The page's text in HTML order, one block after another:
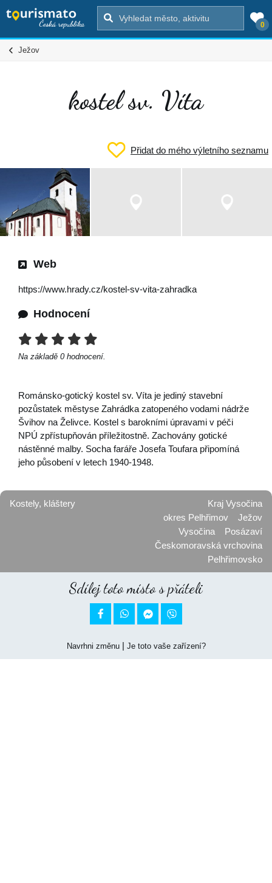
0
Ježov
kostel sv. Víta
Přidat do mého výletního seznamu
Web
https://www.hrady.cz/kostel-sv-vita-zahradka
Hodnocení
Na základě 0 hodnocení.
Románsko-gotický kostel sv. Víta je jediný stavební
pozůstatek městyse Zahrádka zatopeného vodami nádrže
Švihov na Želivce. Kostel s barokními úpravami v péči
NPÚ zpřístupňován příležitostně. Zachovány gotické
nástěnné malby. Socha faráře Josefa Toufara připomíná
jeho působení v letech 1940-1948.
Kostely, kláštery
Kraj Vysočina
okres Pelhřimov
Ježov
Vysočina
Posázaví
Českomoravská vrchovina
Pelhřimovsko
Sdílej toto místo s přáteli
 
Navrhni změnu| Je toto vaše zařízení?